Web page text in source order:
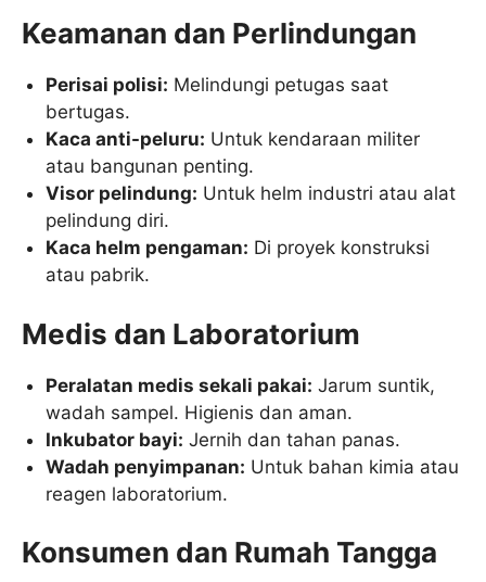
Keamanan dan Perlindungan
Perisai polisi: Melindungi petugas saat
bertugas.
Kaca anti-peluru: Untuk kendaraan militer
atau bangunan penting.
Visor pelindung: Untuk helm industri atau alat
pelindung diri.
Kaca helm pengaman: Di proyek konstruksi
atau pabrik.
Medis dan Laboratorium
Peralatan medis sekali pakai: Jarum suntik,
wadah sampel. Higienis dan aman.
Inkubator bayi: Jernih dan tahan panas.
Wadah penyimpanan: Untuk bahan kimia atau
reagen laboratorium.
Konsumen dan Rumah Tangga